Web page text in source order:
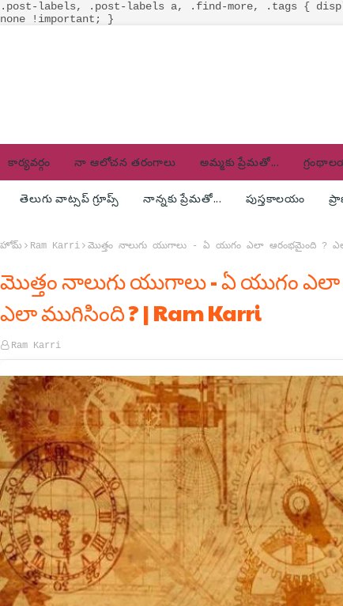
.post-labels, .post-labels a, .find-more, .tags {
none !important; }
కార్యవర్గం నా ఆలోచన తరంగాలు అమ్మకు ప్రేమతో...
తెలుగు వాట్సప్ గ్రూప్స్ నాన్నకు ప్రేమతో... పుస్తకాలయం
హోమ్ Ram Karri మొత్తం నాలుగు యుగాలు - ఏ యుగం ఎలా ఆరంభమైంది ?
మొత్తం నాలుగు యుగాలు - ఏ యుగం
ఎలా ముగిసింది ? | Ram Karri
Ram Karri